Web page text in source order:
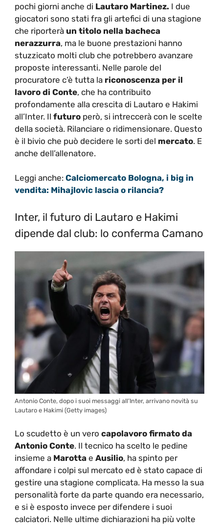
pochi giorni anche di Lautaro Martinez. I due
giocatori sono stati fra gli artefici di una stagione
che riporterà un titolo nella bacheca
nerazzurra, ma le buone prestazioni hanno
stuzzicato molti club che potrebbero avanzare
proposte interessanti. Nelle parole del
procuratore c’è tutta la riconoscenza per il
lavoro di Conte, che ha contribuito
profondamente alla crescita di Lautaro e Hakimi
all’Inter. Il futuro però, si intreccerà con le scelte
della società. Rilanciare o ridimensionare. Questo
è il bivio che può decidere le sorti del mercato. E
anche dell’allenatore.
Leggi anche: Calciomercato Bologna, i big in
vendita: Mihajlovic lascia o rilancia?
Inter, il futuro di Lautaro e Hakimi
dipende dal club: lo conferma Camano
Antonio Conte, dopo i suoi messaggi all’Inter, arrivano novità su
Lautaro e Hakimi (Getty images)
Lo scudetto è un vero capolavoro firmato da
Antonio Conte. Il tecnico ha scelto le pedine
insieme a Marotta e Ausilio, ha spinto per
affondare i colpi sul mercato ed è stato capace di
gestire una stagione complicata. Ha messo la sua
personalità forte da parte quando era necessario,
e si è esposto invece per difendere i suoi
calciatori. Nelle ultime dichiarazioni ha più volte